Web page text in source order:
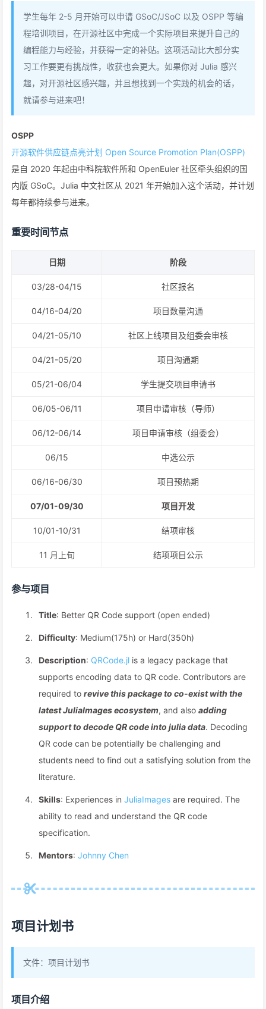
学生每年 2-5 月开始可以申请 GSoC/JSoC 以及 OSPP 等编
程培训项目，在开源社区中完成一个实际项目来提升自己的
编程能力与经验，并获得一定的补贴。这项活动比大部分实
习工作要更有挑战性，收获也会更大。如果你对 Julia 感兴
趣，对开源社区感兴趣，并且想找到一个实践的机会的话，
就请参与进来吧！
OSPP
开源软件供应链点亮计划 Open Source Promotion Plan(OSPP)
是自 2020 年起由中科院软件所和 OpenEuler 社区牵头组织的国
内版 GSoC。Julia 中文社区从 2021 年开始加入这个活动，并计划
每年都持续参与进来。
重要时间节点
日期 阶段
03/28-04/15 社区报名
04/16-04/20 项目数量沟通
04/21-05/10 社区上线项目及组委会审核
04/21-05/20 项目沟通期
05/21-06/04 学生提交项目申请书
06/05-06/11 项目申请审核（导师）
06/12-06/14 项目申请审核（组委会）
06/15 中选公示
06/16-06/30 项目预热期
07/01-09/30 项目开发
10/01-10/31 结项审核
11 月上旬 结项项目公示
参与项目
Title: Better QR Code support (open ended)
Difficulty: Medium(175h) or Hard(350h)
Description: QRCode.jl is a legacy package that
supports encoding data to QR code. Contributors are
required to revive this package to co-exist with the
latest JuliaImages ecosystem, and also adding
support to decode QR code into julia data. Decoding
QR code can be potentially be challenging and
students need to find out a satisfying solution from the
literature.
Skills: Experiences in JuliaImages are required. The
ability to read and understand the QR code
specification.
Mentors: Johnny Chen
项目计划书
文件：项目计划书
项目介绍